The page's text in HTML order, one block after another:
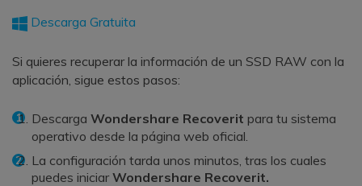
Descarga Gratuita
Si quieres recuperar la información de un SSD RAW con la
aplicación, sigue estos pasos:
Descarga Wondershare Recoverit para tu sistema
operativo desde la página web oficial.
La configuración tarda unos minutos, tras los cuales
puedes iniciar Wondershare Recoverit.